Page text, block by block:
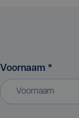
Voornaam *